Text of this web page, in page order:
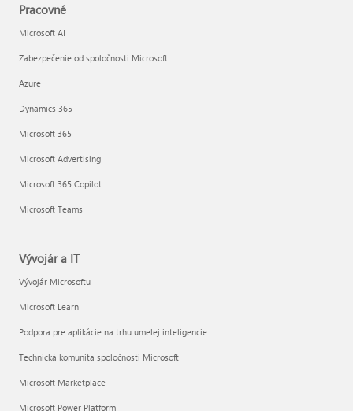
Pracovné
Microsoft AI
Zabezpečenie od spoločnosti Microsoft
Azure
Dynamics 365
Microsoft 365
Microsoft Advertising
Microsoft 365 Copilot
Microsoft Teams
Vývojár a IT
Vývojár Microsoftu
Microsoft Learn
Podpora pre aplikácie na trhu umelej inteligencie
Technická komunita spoločnosti Microsoft
Microsoft Marketplace
Microsoft Power Platform